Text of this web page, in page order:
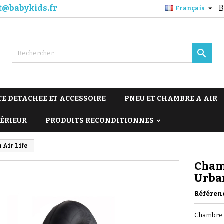
Français 

DETACHEE ET ACCESSOIRE PNEU ET CHAMBRE A AIR
PRODUITS RECONDITIONNES
Air Life